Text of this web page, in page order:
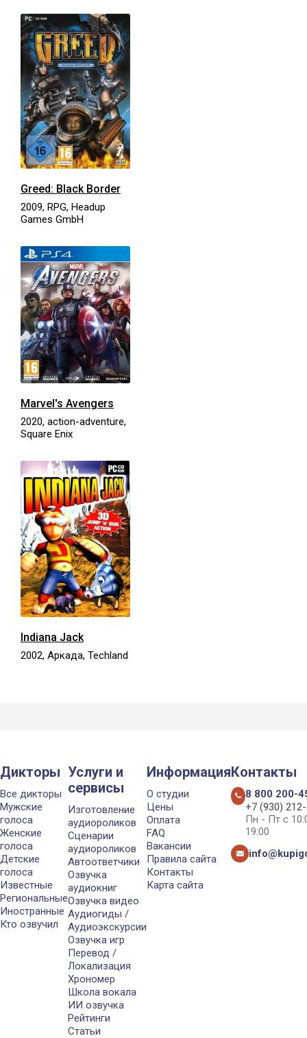
Greed: Black Border
2009, RPG, Headup
Games GmbH
Marvel's Avengers
2020, action-adventure,
Square Enix
Indiana Jack
2002, Аркада, Techland
Дикторы
Все дикторы
Мужские
голоса
Женские
голоса
Детские
голоса
Известные
Региональные
Иностранные
Кто озвучил
Услуги и
сервисы
Изготовление
аудиороликов
Сценарии
аудиороликов
Автоответчики
Озвучка
аудиокниг
Озвучка видео
Аудиогиды /
Аудиоэкскурсии
Озвучка игр
Перевод /
Локализация
Хрономер
Школа вокала
ИИ озвучка
Рейтинги
Статьи
Информация
О студии
Цены
Оплата
FAQ
Вакансии
Правила сайта
Контакты
Карта сайта
Контакты
8 800 200-
+7 (930)
Пн - Пт с
19:00